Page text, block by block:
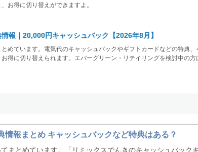
お得に切り替えができますよ。
報｜20,000円キャッシュバック【2026年8月】
めています。電気代のキャッシュバックやギフトカードなどの特典、
得に切り替えられます。エバーグリーン・リテイリングを検討中の方
情報まとめ キャッシュバックなど特典はある？
まとめています。「リミックスでんきのキャッシュバック